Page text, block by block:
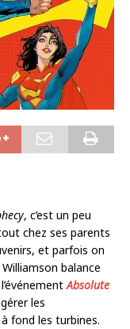
, c’est un peu
chez ses parents
et parfois on
balance
Absolute
les
fond les turbines.